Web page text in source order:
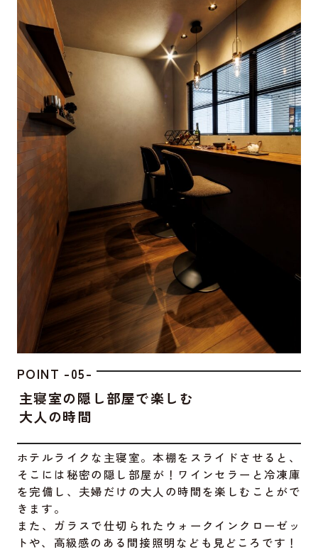
POINT -05-
主寝室の隠し部屋で楽しむ
大人の時間
ホテルライクな主寝室。本棚をスライドさせると、
そこには秘密の隠し部屋が！ワインセラーと冷凍庫
を完備し、夫婦だけの大人の時間を楽しむことがで
きます。
また、ガラスで仕切られたウォークインクローゼッ
トや、高級感のある間接照明なども見どころです！